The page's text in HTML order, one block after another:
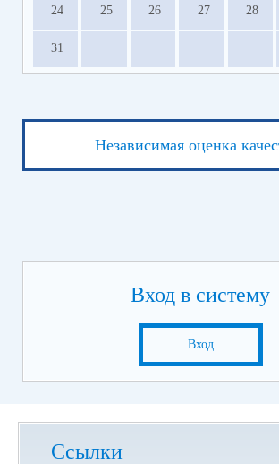
24 25 26 27 28
31
Независимая оценка
Вход в систему
Вход
Ссылки